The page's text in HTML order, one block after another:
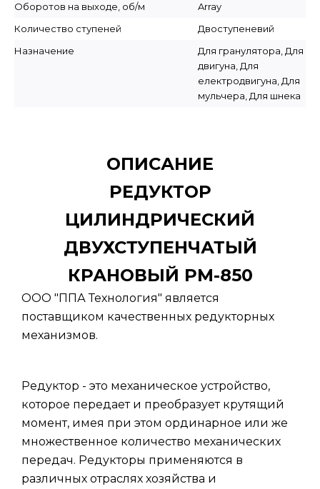
Оборотов на выходе, об/м
Array
Количество ступеней
Двоступеневий
Назначение
Для гранулятора, Для
двигуна, Для
електродвигуна, Для
мульчера, Для шнека
ОПИСАНИЕ
РЕДУКТОР
ЦИЛИНДРИЧЕСКИЙ
ДВУХСТУПЕНЧАТЫЙ
КРАНОВЫЙ РМ-850
ООО "ППА Технология" является
поставщиком качественных редукторных
механизмов.
Редуктор - это механическое устройство,
которое передает и преобразует крутящий
момент, имея при этом ординарное или же
множественное количество механических
передач. Редукторы применяются в
различных отраслях хозяйства и